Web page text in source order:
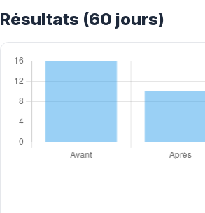
Résultats (60 jours)